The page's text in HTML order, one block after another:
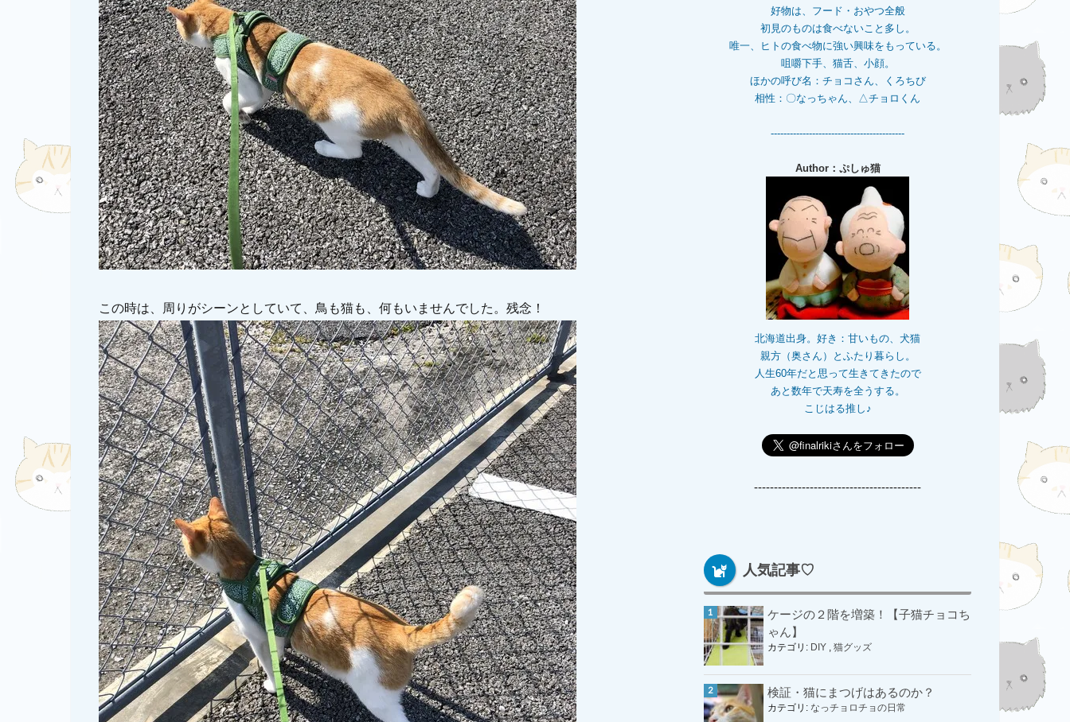
この時は、周りがシーンとしていて、鳥も猫も、何もいませんでした。残念！
好物は、フード・おやつ全般
初見のものは食べないこと多し。
唯一、ヒトの食べ物に強い興味をもっている。
咀嚼下手、猫舌、小顔。
ほかの呼び名：チョコさん、くろちび
相性：〇なっちゃん、△チョロくん
------------------------------------------
Author：ぷしゅ猫
北海道出身。好き：甘いもの、犬猫
親方（奥さん）とふたり暮らし。
人生60年だと思って生きてきたので
あと数年で天寿を全うする。
こじはる推し♪
------------------------------------------
人気記事♡
ケージの２階を増築！【子猫チョコち
ゃん】
カテゴリ: DIY 猫グッズ
検証・猫にまつげはあるのか？
カテゴリ: なっチョロチョの日常